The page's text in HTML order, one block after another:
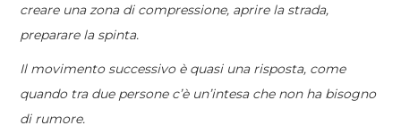
creare una zona di compressione, aprire la strada,
preparare la spinta.
Il movimento successivo è quasi una risposta, come
quando tra due persone c’è un’intesa che non ha bisogno
di rumore.